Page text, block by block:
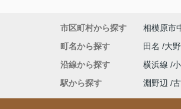
市区町村から探す 相模原市
町名から探す
田名 大
沿線から探す
横浜線
駅から探す
淵野辺